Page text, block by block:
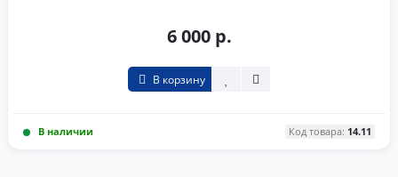
6 000 р.
В корзину
В наличии Код товара: 14.11